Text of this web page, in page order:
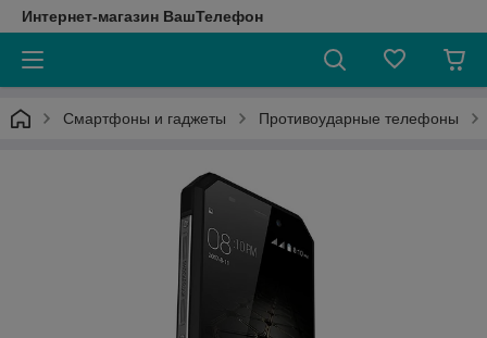
Интернет-магазин ВашТелефон
Смартфоны и гаджеты Противоударные телефоны